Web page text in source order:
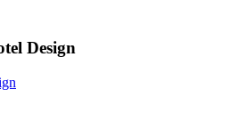
Design